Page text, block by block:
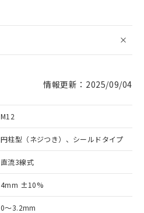
情報更新：2025/09/04
M12
円柱型（ネジつき）、シールドタイプ
直流3線式
4mm ±10%
0～3.2mm